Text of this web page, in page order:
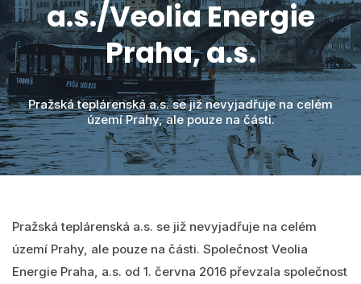
MawisPasport
DTM ČR
Zobrazit všechny produkty
Časté otázky
Videa
O nás
Přihlásit se
Vyhledání
Čeština
a.s./Veolia Energie
Praha, a.s.
Pražská teplárenská a.s. se již nevyjadřuje na celém
území Prahy, ale pouze na části.
Pražská teplárenská a.s. se již nevyjadřuje na celém
území Prahy, ale pouze na části. Společnost Veolia
Energie Praha, a.s. od 1. června 2016 převzala společnost